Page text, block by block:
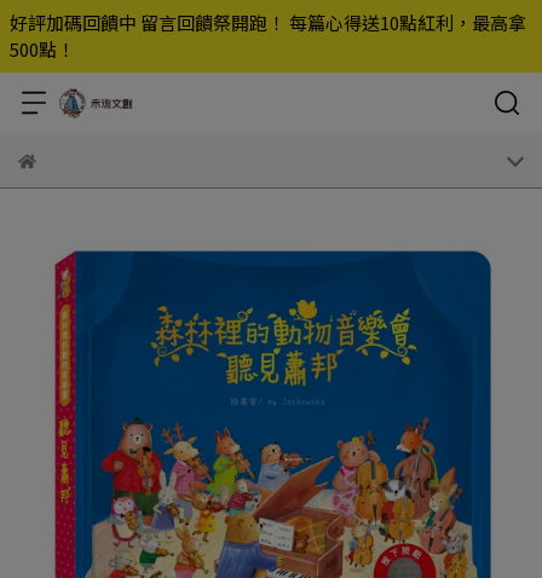
好評加碼回饋中 留言回饋祭開跑！ 每篇心得送10點紅利，最高拿
500點！